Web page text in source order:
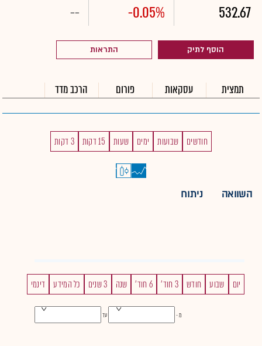
532.67
-0.05%
--
הוסף לתיק התראות
תמצית עסקאות פורום הרכב מדד
חודשים שבועות ימים שעות 15 דקות 3 דקות
השוואה ניתוח
יום שבוע חודש 3 חוד' 6 חוד' שנה 3 שנים כל המידע דינמי
מ - עד